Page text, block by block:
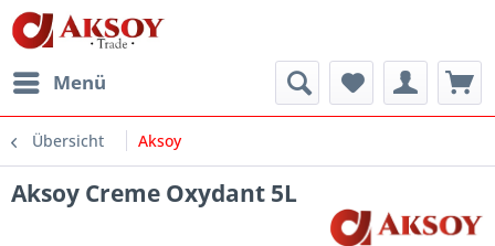
Menü
Übersicht Aksoy
Aksoy Creme Oxydant 5L